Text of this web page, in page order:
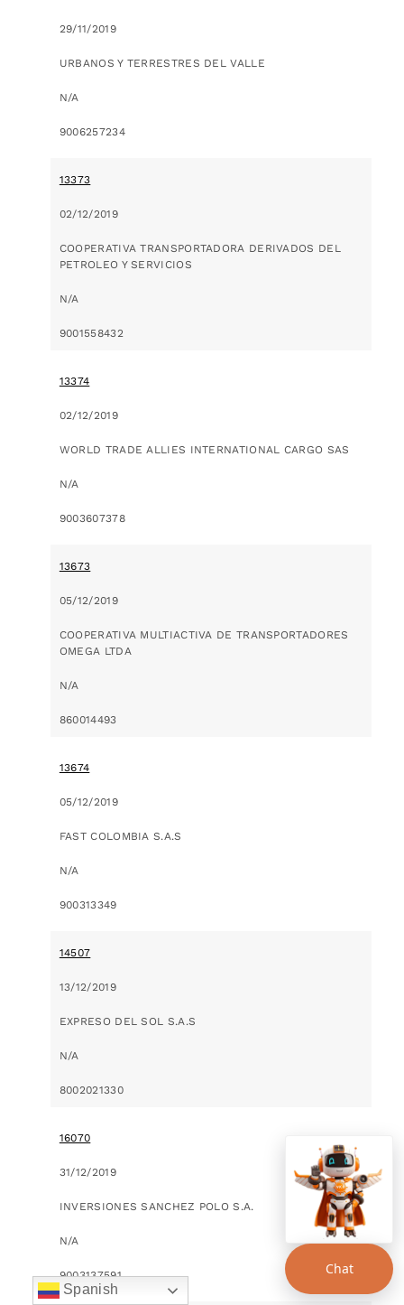
29/11/2019
URBANOS Y TERRESTRES DEL VALLE
N/A
9006257234
13373
02/12/2019
COOPERATIVA TRANSPORTADORA DERIVADOS DEL
PETROLEO Y SERVICIOS
N/A
9001558432
13374
02/12/2019
WORLD TRADE ALLIES INTERNATIONAL CARGO SAS
N/A
9003607378
13673
05/12/2019
COOPERATIVA MULTIACTIVA DE TRANSPORTADORES
OMEGA LTDA
N/A
860014493
13674
05/12/2019
FAST COLOMBIA S.A.S
N/A
900313349
14507
13/12/2019
EXPRESO DEL SOL S.A.S
N/A
8002021330
16070
31/12/2019
INVERSIONES SANCHEZ POLO S.A.
N/A
9003137591
Spanish
Chat